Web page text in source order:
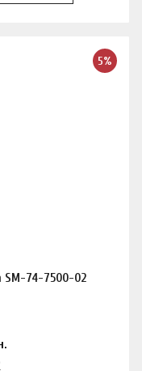
5%
SM-74-7500-02